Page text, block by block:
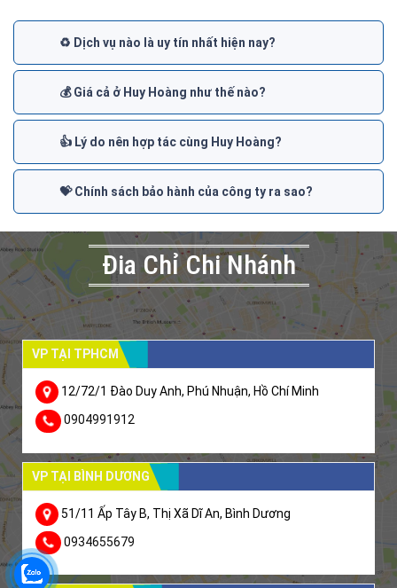
♻️ Dịch vụ nào là uy tín nhất hiện nay?
💰 Giá cả ở Huy Hoàng như thế nào?
👍 Lý do nên hợp tác cùng Huy Hoàng?
💝 Chính sách bảo hành của công ty ra sao?
Đia Chỉ Chi Nhánh
VP TẠI TPHCM
12/72/1 Đào Duy Anh, Phú Nhuận, Hồ Chí Minh
0904991912
VP TẠI BÌNH DƯƠNG
51/11 Ấp Tây B, Thị Xã Dĩ An, Bình Dương
0934655679